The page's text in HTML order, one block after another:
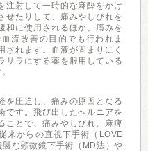
注射して一時的な麻酔をかけ
せたりして、痛みやしびれを
和に使用されるほか、痛みを
流改善の目的でも行われま
れます。血液が固まりにく
サラにする薬を服用している
を圧迫し、痛みの原因となる
です。飛び出したヘルニアを
ことで、痛みやしびれ、麻痺
来からの直視下手術（LOVE
な顕微鏡下手術（MD法）や